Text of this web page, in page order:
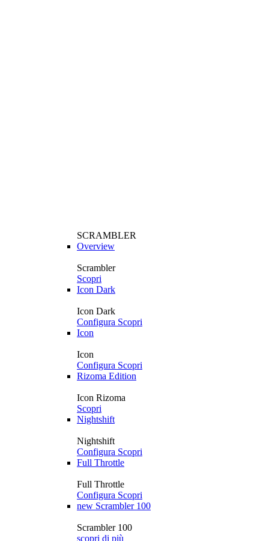
SCRAMBLER
Overview
Scrambler
Scopri
Icon Dark
Icon Dark
Configura Scopri
Icon
Icon
Configura Scopri
Rizoma Edition
Icon Rizoma
Scopri
Nightshift
Nightshift
Configura Scopri
Full Throttle
Full Throttle
Configura Scopri
new Scrambler 100
Scrambler 100
scopri di più